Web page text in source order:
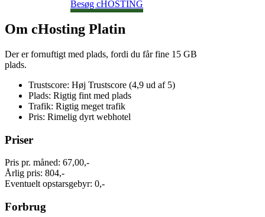
Besøg cHOSTING
Om cHosting Platin
Der er fornuftigt med plads, fordi du får fine 15 GB
plads.
Trustscore: Høj Trustscore (4,9 ud af 5)
Plads: Rigtig fint med plads
Trafik: Rigtig meget trafik
Pris: Rimelig dyrt webhotel
Priser
Pris pr. måned: 67,00,-
Årlig pris: 804,-
Eventuelt opstarsgebyr: 0,-
Forbrug